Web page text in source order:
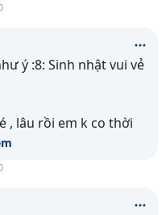
ý :8: Sinh nhật vui vẻ
, lâu rồi em k co thời